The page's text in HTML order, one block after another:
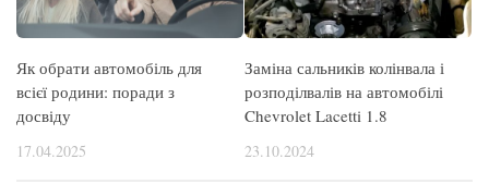
Як обрати автомобіль для
всієї родини: поради з
досвіду
17.04.2025
Заміна сальників колінвала і
розподілвалів на автомобілі
Chevrolet Lacetti 1.8
23.10.2024